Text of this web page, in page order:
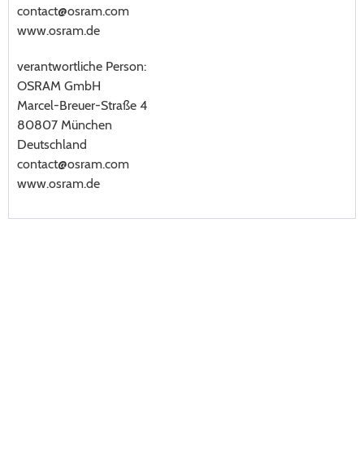
contact@osram.com
www.osram.de
verantwortliche Person:
OSRAM GmbH
Marcel-Breuer-Straße 4
80807 München
Deutschland
contact@osram.com
www.osram.de